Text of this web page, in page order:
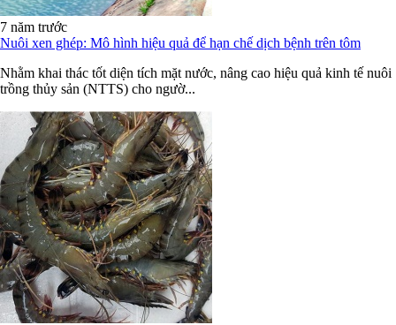
7 năm trước
Nuôi xen ghép: Mô hình hiệu quả để hạn chế dịch bệnh trên tôm
Nhằm khai thác tốt diện tích mặt nước, nâng cao hiệu quả kinh tế nuôi
trồng thủy sản (NTTS) cho ngườ...